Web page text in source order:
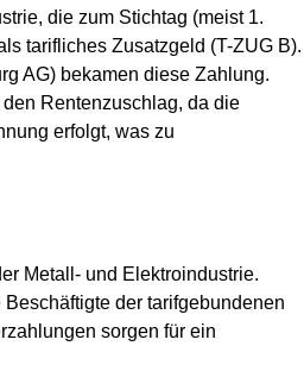
die zum Stichtag (meist 1.
tarifliches Zusatzgeld (T-ZUG B).
AG) bekamen diese Zahlung.
Rentenzuschlag, da die
erfolgt, was zu
Metall- und Elektroindustrie.
der tarifgebundenen
sorgen für ein